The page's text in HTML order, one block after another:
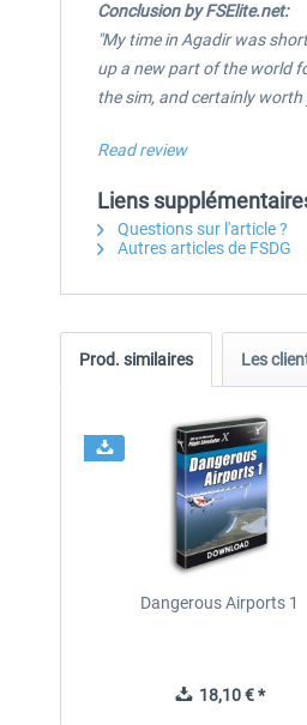
Conclusion by FSElite.net:
"My time in Agadir was
up a new part of the world
the sim, and certainly worth
Read review
Liens
Questions sur l'article ?
Autres articles de FSDG
Prod. similaires Les
Dangerous Airports 1
18,10 € *